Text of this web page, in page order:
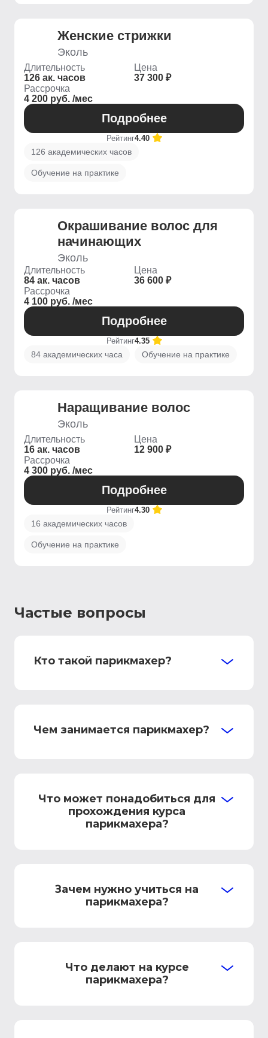
Женские стрижки
Эколь
Длительность
126 ак. часов
Цена
37 300 ₽
Рассрочка
4 200 руб. /мес
Подробнее
Рейтинг4.40
126 академических часов
Обучение на практике
Окрашивание волос для
начинающих
Эколь
Длительность
84 ак. часов
Цена
36 600 ₽
Рассрочка
4 100 руб. /мес
Подробнее
Рейтинг4.35
84 академических часа Обучение на практике
Наращивание волос
Эколь
Длительность
16 ак. часов
Цена
12 900 ₽
Рассрочка
4 300 руб. /мес
Подробнее
Рейтинг4.30
16 академических часов
Обучение на практике
Частые вопросы
Кто такой парикмахер?
Чем занимается парикмахер?
Что может понадобиться для
прохождения курса
парикмахера?
Зачем нужно учиться на
парикмахера?
Что делают на курсе
парикмахера?